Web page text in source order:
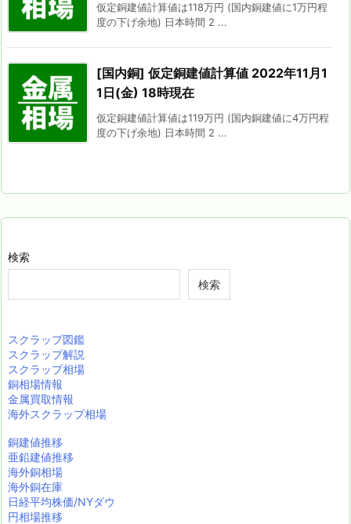
仮定銅建値計算値は118万円 (国内銅建値に1万円程
度の下げ余地) 日本時間 2 ...
[国内銅] 仮定銅建値計算値 2022年11月1
1日(金) 18時現在
仮定銅建値計算値は119万円 (国内銅建値に4万円程
度の下げ余地) 日本時間 2 ...
検索
検索
スクラップ図鑑
スクラップ解説
スクラップ相場
銅相場情報
金属買取情報
海外スクラップ相場
銅建値推移
亜鉛建値推移
海外銅相場
海外銅在庫
日経平均株価/NYダウ
円相場推移